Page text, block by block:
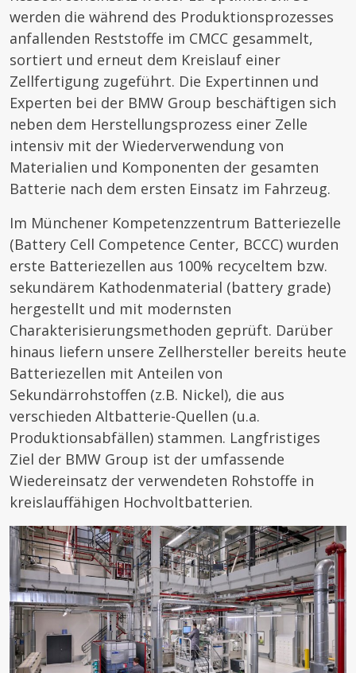
werden die während des Produktionsprozesses
anfallenden Reststoffe im CMCC gesammelt,
sortiert und erneut dem Kreislauf einer
Zellfertigung zugeführt. Die Expertinnen und
Experten bei der BMW Group beschäftigen sich
neben dem Herstellungsprozess einer Zelle
intensiv mit der Wiederverwendung von
Materialien und Komponenten der gesamten
Batterie nach dem ersten Einsatz im Fahrzeug.
Im Münchener Kompetenzzentrum Batteriezelle
(Battery Cell Competence Center, BCCC) wurden
erste Batteriezellen aus 100% recyceltem bzw.
sekundärem Kathodenmaterial (battery grade)
hergestellt und mit modernsten
Charakterisierungsmethoden geprüft. Darüber
hinaus liefern unsere Zellhersteller bereits heute
Batteriezellen mit Anteilen von
Sekundärrohstoffen (z.B. Nickel), die aus
verschieden Altbatterie-Quellen (u.a.
Produktionsabfällen) stammen. Langfristiges
Ziel der BMW Group ist der umfassende
Wiedereinsatz der verwendeten Rohstoffe in
kreislauffähigen Hochvoltbatterien.